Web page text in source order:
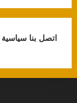
اتصل بنا